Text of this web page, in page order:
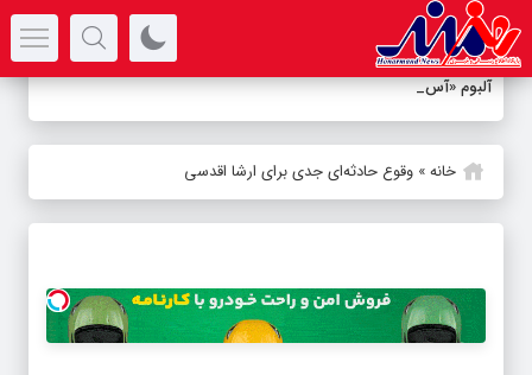
آلبوم «آسیمه س-
خانه» وقوع حادثه‌ای جدی برای ارشا اقدسی